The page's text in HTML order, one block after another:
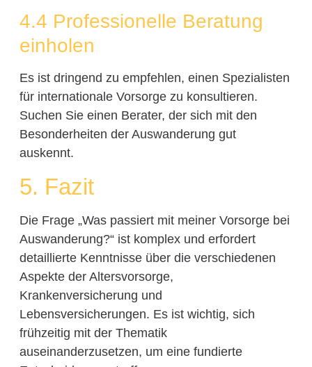
4.4 Professionelle Beratung
einholen
Es ist dringend zu empfehlen, einen Spezialisten
für internationale Vorsorge zu konsultieren.
Suchen Sie einen Berater, der sich mit den
Besonderheiten der Auswanderung gut
auskennt.
5. Fazit
Die Frage „Was passiert mit meiner Vorsorge bei
Auswanderung?“ ist komplex und erfordert
detaillierte Kenntnisse über die verschiedenen
Aspekte der Altersvorsorge,
Krankenversicherung und
Lebensversicherungen. Es ist wichtig, sich
frühzeitig mit der Thematik
auseinanderzusetzen, um eine fundierte